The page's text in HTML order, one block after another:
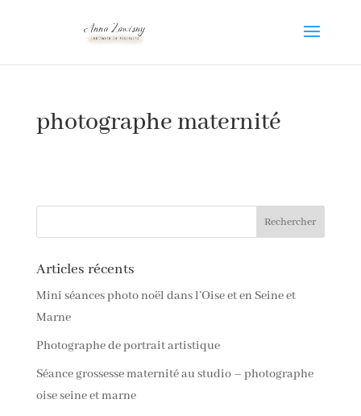
photographe maternité
Articles récents
Mini séances photo noël dans l’Oise et en Seine et
Marne
Photographe de portrait artistique
Séance grossesse maternité au studio – photographe
oise seine et marne